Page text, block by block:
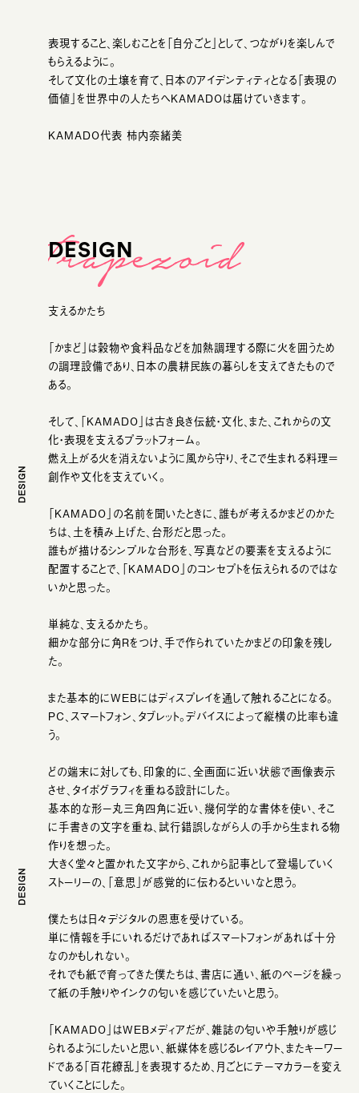
表現すること、楽しむことを「自分ごと」として、つながりを楽しんで
もらえるように。
そして文化の土壌を育て、日本のアイデンティティとなる「表現の
価値」を世界中の人たちへKAMADOは届けていきます。
KAMADO代表 柿内奈緒美
DESIGN
DESIGN
DESIGN
支えるかたち
「かまど」は穀物や食料品などを加熱調理する際に火を囲うため
の調理設備であり、日本の農耕民族の暮らしを支えてきたもので
ある。
そして、「KAMADO」は古き良き伝統・文化、また、これからの文
化・表現を支えるプラットフォーム。
燃え上がる火を消えないように風から守り、そこで生まれる料理＝
創作や文化を支えていく。
「KAMADO」の名前を聞いたときに、誰もが考えるかまどのかた
ちは、土を積み上げた、台形だと思った。
誰もが描けるシンプルな台形を、写真などの要素を支えるように
配置することで、「KAMADO」のコンセプトを伝えられるのではな
いかと思った。
単純な、支えるかたち。
細かな部分に角Rをつけ、手で作られていたかまどの印象を残し
た。
また基本的にWEBにはディスプレイを通して触れることになる。
PC、スマートフォン、タブレット。デバイスによって縦横の比率も違
う。
どの端末に対しても、印象的に、全画面に近い状態で画像表示
させ、タイポグラフィを重ねる設計にした。
基本的な形ー丸三角四角に近い、幾何学的な書体を使い、そこ
に手書きの文字を重ね、試行錯誤しながら人の手から生まれる物
作りを想った。
大きく堂々と置かれた文字から、これから記事として登場していく
ストーリーの、「意思」が感覚的に伝わるといいなと思う。
僕たちは日々デジタルの恩恵を受けている。
単に情報を手にいれるだけであればスマートフォンがあれば十分
なのかもしれない。
それでも紙で育ってきた僕たちは、書店に通い、紙のページを繰っ
て紙の手触りやインクの匂いを感じていたいと思う。
「KAMADO」はWEBメディアだが、雑誌の匂いや手触りが感じ
られるようにしたいと思い、紙媒体を感じるレイアウト、またキーワー
ドである「百花繚乱」を表現するため、月ごとにテーマカラーを変え
ていくことにした。